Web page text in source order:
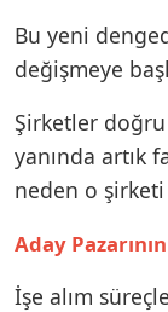
Bu yeni
değişmeye
Şirketler
yanında artık
neden o şirketi
Aday
İşe alım